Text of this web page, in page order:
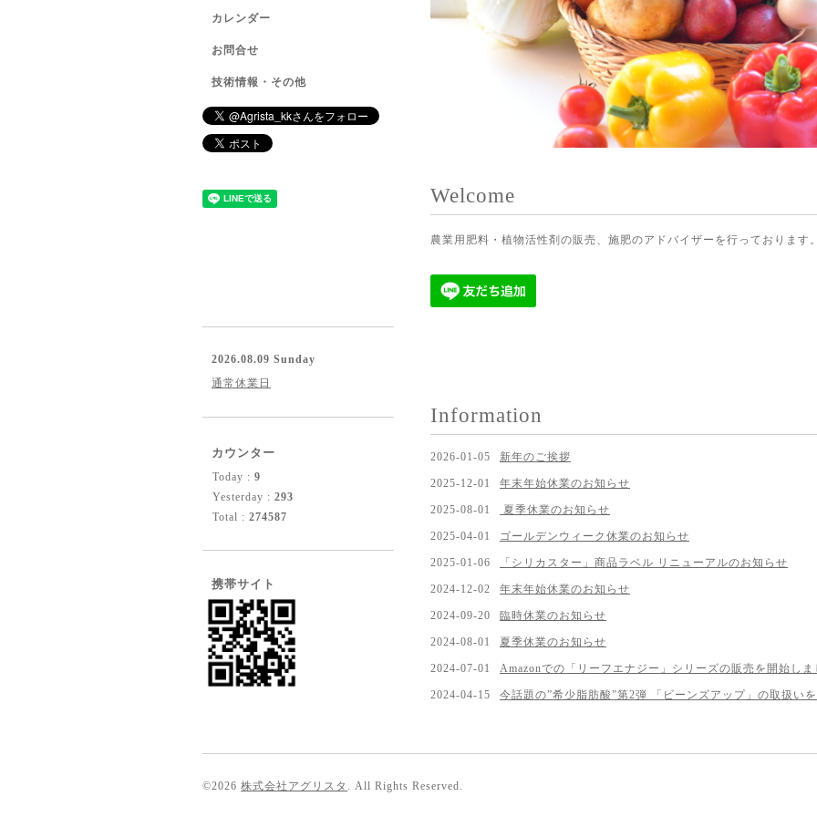
Welcome
農業用肥料・植物活性剤の販売、施肥のアドバイザーを行っております
Information
2026-01-05 新年のご挨拶
2025-12-01 年末年始休業のお知らせ
2025-08-01 夏季休業のお知らせ
2025-04-01 ゴールデンウィーク休業のお知らせ
2025-01-06 「シリカスター」商品ラベル リニューアルのお知らせ
2024-12-02 年末年始休業のお知らせ
2024-09-20 臨時休業のお知らせ
2024-08-01 夏季休業のお知らせ
2024-07-01 Amazonでの「リーフエナジー」シリーズの販売を開始しま
2024-04-15 今話題の”希少脂肪酸”第2弾 「ビーンズアップ」の取扱い
カレンダー
お問合せ
技術情報・その他
2026.08.09 Sunday
通常休業日
カウンター
Today : 9
Yesterday : 293
Total : 274587
携帯サイト
©2026 株式会社アグリスタ . All Rights Reserved.